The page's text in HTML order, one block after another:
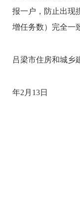
报一户，防止出现
增任务数）完全一
吕梁市住房和城乡
年2 月 13日